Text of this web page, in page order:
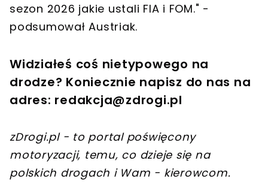
sezon 2026 jakie ustali FIA i FOM." -
podsumował Austriak.
Widziałeś coś nietypowego na
drodze? Koniecznie napisz do nas na
adres: redakcja@zdrogi.pl
zDrogi.pl - to portal poświęcony
motoryzacji, temu, co dzieje się na
polskich drogach i Wam - kierowcom.